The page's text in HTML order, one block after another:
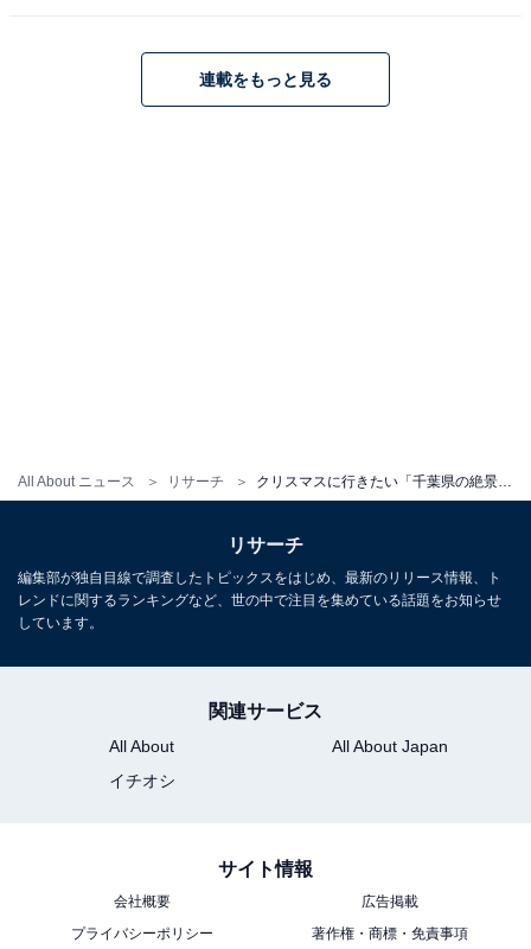
All About ニュース リサーチ
1 2
連載をもっと見る
リサーチ
編集部が独自目線で調査したトピックスをはじめ、最新のリリース情報、ト
レンドに関するランキングなど、世の中で注目を集めている話題をお知らせ
しています。
関連サービス
All About
All About Japan
イチオシ
サイト情報
会社概要
広告掲載
プライバシーポリシー
著作権・商標・免責事項